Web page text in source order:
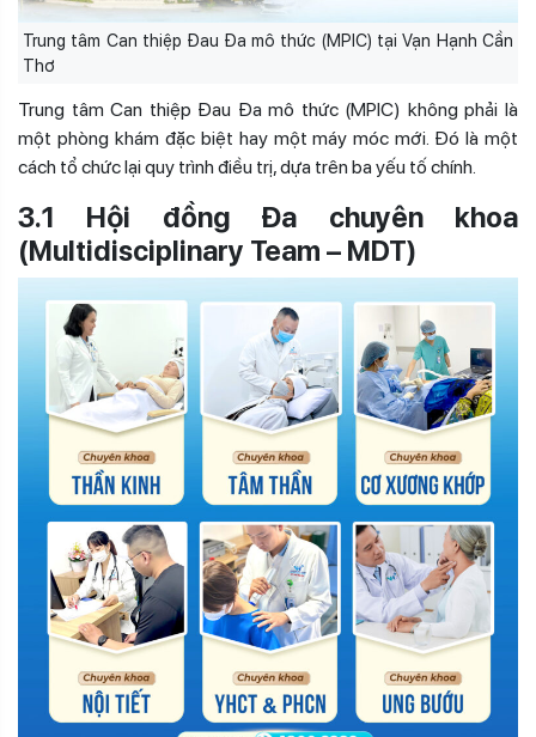
Trung tâm Can thiệp Đau Đa mô thức (MPIC) tại Vạn Hạnh Cần
Thơ
Trung tâm Can thiệp Đau Đa mô thức (MPIC) không phải là
một phòng khám đặc biệt hay một máy móc mới. Đó là một
cách tổ chức lại quy trình điều trị, dựa trên ba yếu tố chính.
3.1 Hội đồng Đa chuyên khoa
(Multidisciplinary Team – MDT)